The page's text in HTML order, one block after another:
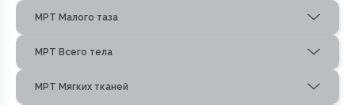
МРТ Малого таза
МРТ Всего тела
МРТ Мягких тканей